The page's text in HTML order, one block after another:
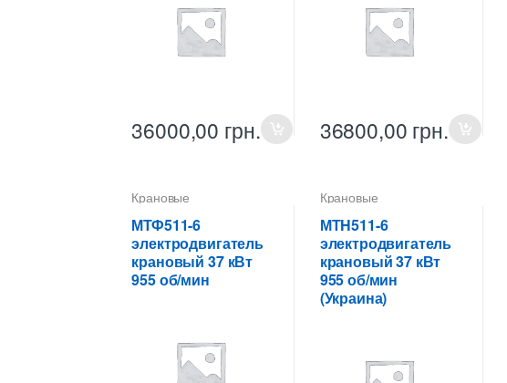
36000,00 грн. 36800,00 грн.
Крановые
МТФ511-6
электродвигатель
крановый 37 кВт
955 об/мин
Крановые
МТH511-6
электродвигатель
крановый 37 кВт
955 об/мин
(Украина)